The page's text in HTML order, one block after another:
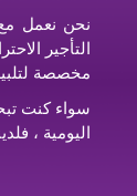
نحن نعمل
التأجير
مخصصة
سواء كنت
اليومية ،